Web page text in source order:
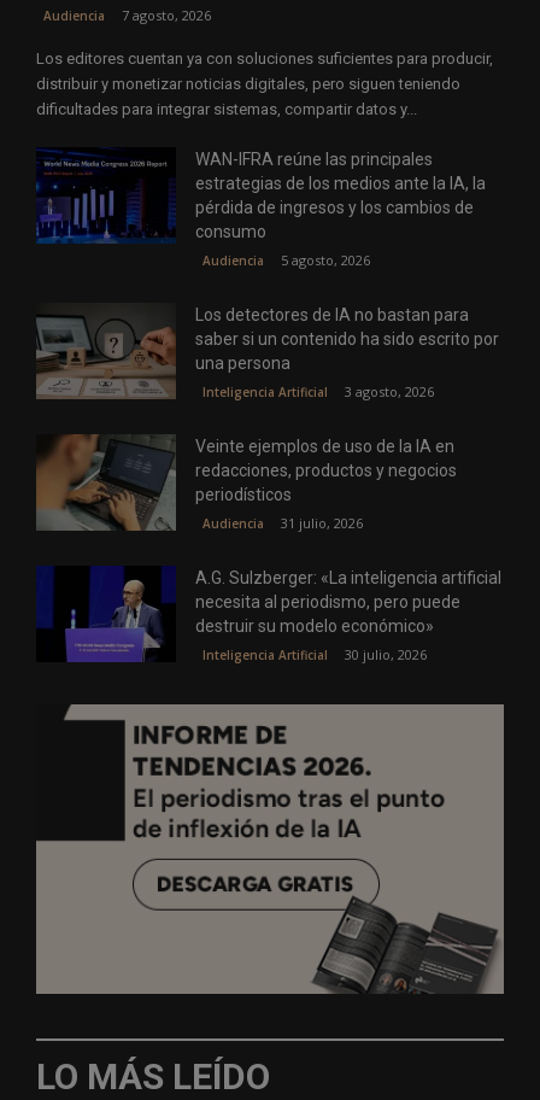
Audiencia 7 agosto, 2026
Los editores cuentan ya con soluciones suficientes para producir,
distribuir y monetizar noticias digitales, pero siguen teniendo
dificultades para integrar sistemas, compartir datos y...
WAN-IFRA reúne las principales
estrategias de los medios ante la IA, la
pérdida de ingresos y los cambios de
consumo
Audiencia 5 agosto, 2026
Los detectores de IA no bastan para
saber si un contenido ha sido escrito por
una persona
Inteligencia Artificial 3 agosto, 2026
Veinte ejemplos de uso de la IA en
redacciones, productos y negocios
periodísticos
Audiencia 31 julio, 2026
A.G. Sulzberger: «La inteligencia artificial
necesita al periodismo, pero puede
destruir su modelo económico»
Inteligencia Artificial 30 julio, 2026
LO MÁS LEÍDO